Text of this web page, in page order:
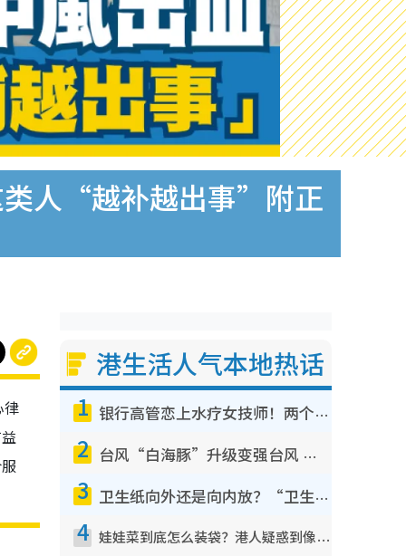
类人“越补越出事”附正
律
港生活人气本地热话
1 银行高管恋上水疗女技师！两个月借128万惊觉“沉船”沉落火海 揭背后疑似邪教操控卖淫
2 台风“白海豚”升级变强台风 暴风圈半径达320公里 面积足以覆盖多个城市
3 卫生纸向外还是向内放？“卫生纸之父”专利图曝光！官方揭正确摆法：放错易贴墙滋生细菌！
4 娃娃菜到底怎么装袋？港人疑惑到像真空，揭秘包装过程全靠1招：血汗钱不好赚